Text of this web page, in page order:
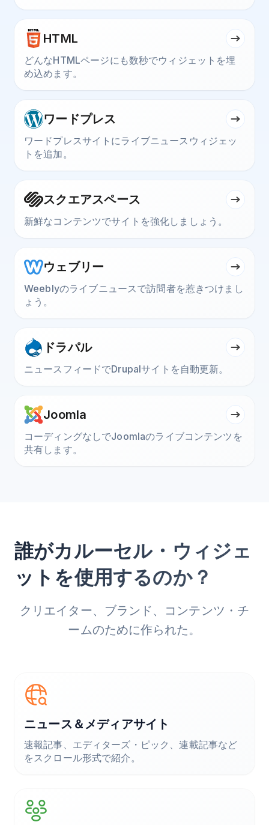
HTML
どんなHTMLページにも数秒でウィジェットを埋
め込めます。
ワードプレス
ワードプレスサイトにライブニュースウィジェッ
トを追加。
スクエアスペース
新鮮なコンテンツでサイトを強化しましょう。
ウェブリー
Weeblyのライブニュースで訪問者を惹きつけまし
ょう。
ドラパル
ニュースフィードでDrupalサイトを自動更新。
Joomla
コーディングなしでJoomlaのライブコンテンツを
共有します。
誰がカルーセル・ウィジェ
ットを使用するのか？
クリエイター、ブランド、コンテンツ・チ
ームのために作られた。
ニュース＆メディアサイト
速報記事、エディターズ・ピック、連載記事など
をスクロール形式で紹介。